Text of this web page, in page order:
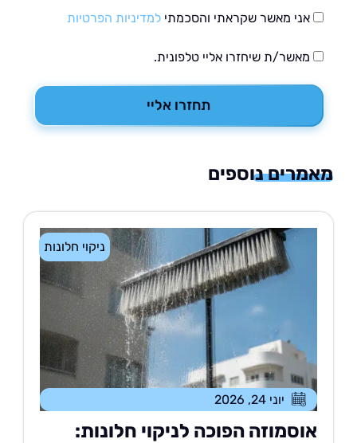
אני מאשר שקראתי והסכמתילמדיניות הפרטיות
מאשר/ת שיחזרו אליי טלפונית.
תחזרו אליי
נוספים
ניקוי חלונות
יוני 24, 2026
הפוכה לניקוי חלונות: